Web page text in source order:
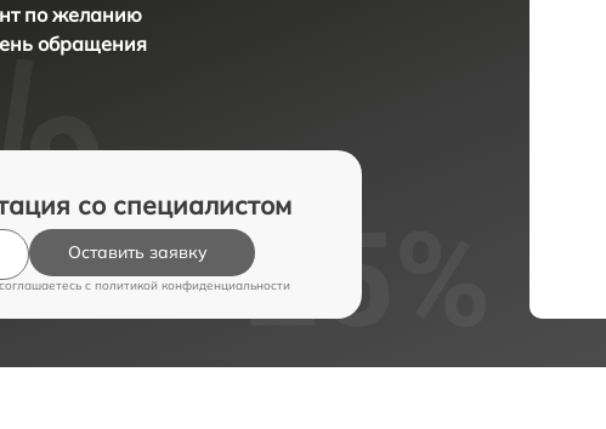
по желанию
обращения
со специалистом
Оставить заявку
c политикой конфиденциальности